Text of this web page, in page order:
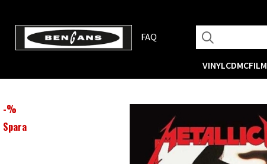
FAQ
VINYLCDMCFILM
-%
Spara